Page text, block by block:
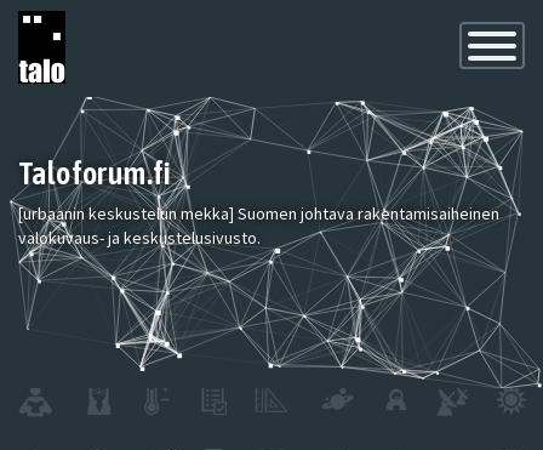
Toggle
Taloforum.fi
[urbaanin keskustelun mekka] Suomen johtava rakentamisaiheinen
valokuvaus- ja keskustelusivusto.